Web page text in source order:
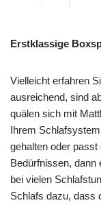
Erstklassige
Vielleicht erfahren
ausreichend, sind
quälen sich mit
Ihrem
gehalten oder
Bedürfnissen, dann
bei vielen
Schlafs dazu, dass